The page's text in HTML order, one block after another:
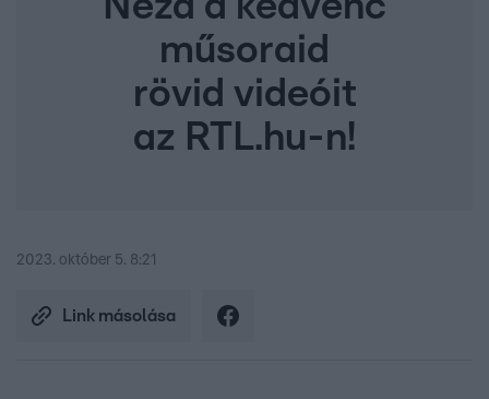
műsoraid
rövid videóit
az RTL.hu-n!
2023. október 5. 8:21
Link másolása